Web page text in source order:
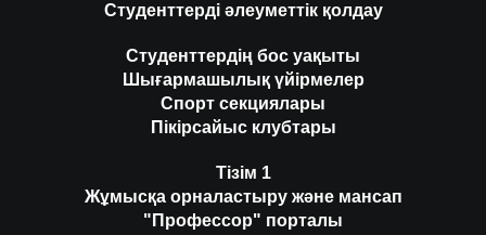
Студенттерді әлеуметтік қолдау
Студенттердің бос уақыты
Шығармашылық үйірмелер
Спорт секциялары
Пікірсайыс клубтары
Тізім 1
Жұмысқа орналастыру және мансап
"Профессор" порталы